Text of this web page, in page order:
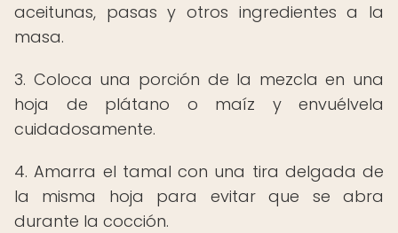
aceitunas, pasas y otros ingredientes a la
masa.
3. Coloca una porción de la mezcla en una
hoja de plátano o maíz y envuélvela
cuidadosamente.
4. Amarra el tamal con una tira delgada de
la misma hoja para evitar que se abra
durante la cocción.